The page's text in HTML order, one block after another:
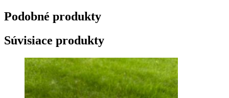
Podobné produkty
Súvisiace produkty